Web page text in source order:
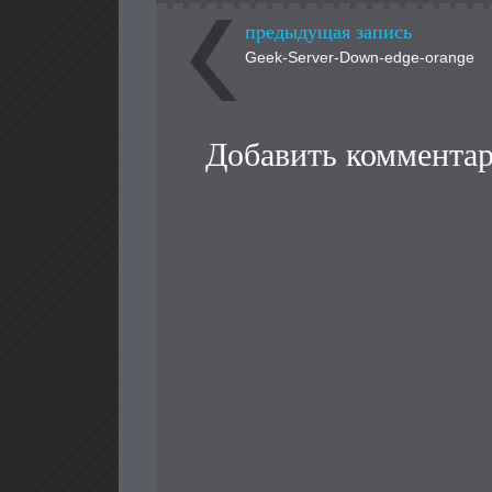
предыдущая запись
Geek-Server-Down-edge-orange
Добавить